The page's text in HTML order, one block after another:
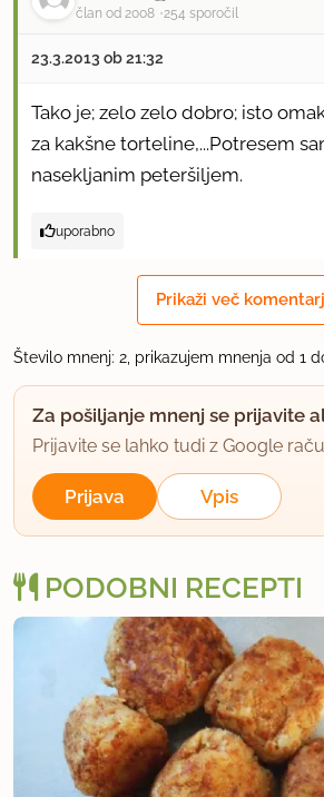
član od 2008 254 sporočil
23.3.2013 ob 21:32
Tako je; zelo zelo dobro; isto
za kakšne torteline,...Potresem
nasekljanim peteršiljem.
uporabno
Prikaži več
Število mnenj: 2, prikazujem mnenja od 1
Za pošiljanje mnenj se prijavite
Prijavite se lahko tudi z Google
Prijava Vpis
PODOBNI RECEPTI